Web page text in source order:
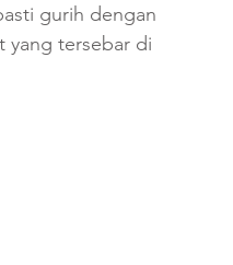
gurih dengan
yang tersebar di